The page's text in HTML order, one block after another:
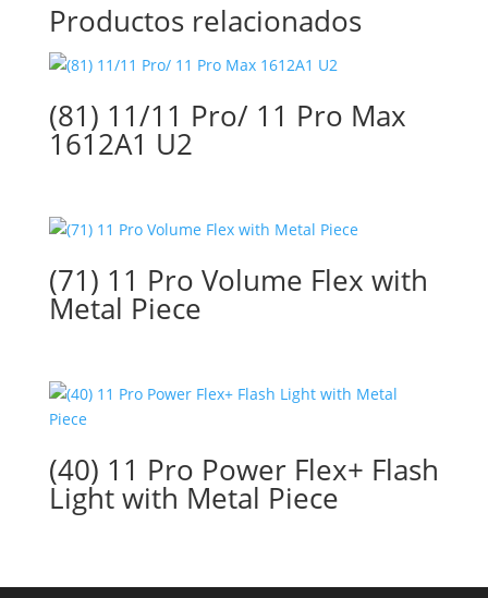
Productos relacionados
(81) 11/11 Pro/ 11 Pro Max
1612A1 U2
(71) 11 Pro Volume Flex with
Metal Piece
(40) 11 Pro Power Flex+ Flash
Light with Metal Piece